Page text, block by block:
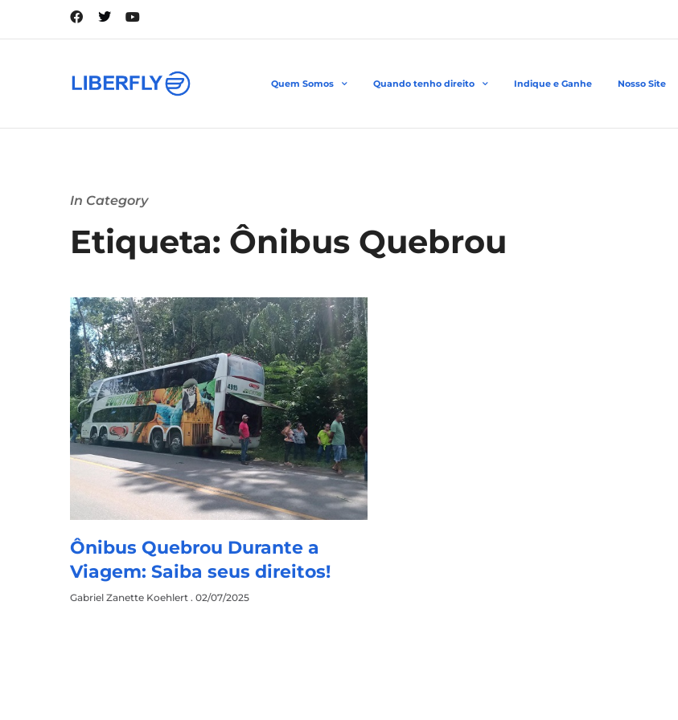
Quem Somos Quando tenho direito Indique e Ganhe Nosso Site
In Category
Etiqueta: Ônibus Quebrou
Ônibus Quebrou Durante a
Viagem: Saiba seus direitos!
Gabriel Zanette Koehlert 02/07/2025